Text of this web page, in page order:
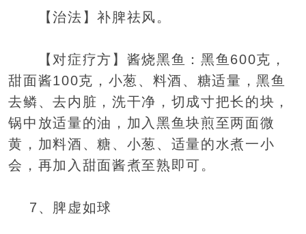
【治法】补脾祛风。
【对症疗方】酱烧黑鱼：黑鱼600克，
甜面酱100克，小葱、料酒、糖适量，黑鱼
去鳞、去内脏，洗干净，切成寸把长的块，
锅中放适量的油，加入黑鱼块煎至两面微
黄，加料酒、糖、小葱、适量的水煮一小
会，再加入甜面酱煮至熟即可。
7、脾虚如球